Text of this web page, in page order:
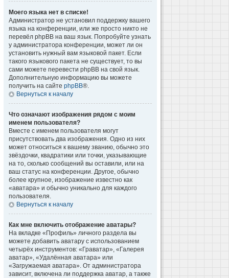
Моего языка нет в списке!
Администратор не установил поддержку вашего
языка на конференции, или же просто никто не
перевёл phpBB на ваш язык. Попробуйте узнать
у администратора конференции, может ли он
установить нужный вам языковой пакет. Если
такого языкового пакета не существует, то вы
сами можете перевести phpBB на свой язык.
Дополнительную информацию вы можете
получить на сайте phpBB®.
Вернуться к началу
Что означают изображения рядом с моим
именем пользователя?
Вместе с именем пользователя могут
присутствовать два изображения. Одно из них
может относиться к вашему званию, обычно это
звёздочки, квадратики или точки, указывающие
на то, сколько сообщений вы оставили, или на
ваш статус на конференции. Другое, обычно
более крупное, изображение известно как
«аватара» и обычно уникально для каждого
пользователя.
Вернуться к началу
Как мне включить отображение аватары?
На вкладке «Профиль» личного раздела вы
можете добавить аватару с использованием
четырёх инструментов: «Граватар», «Галерея
аватар», «Удалённая аватара» или
«Загружаемая аватара». От администратора
зависит, включена ли поддержка аватар, а также